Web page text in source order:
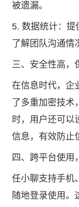
被遗漏。
5. 数据统计：提
了解团队沟通情
三、安全性高，
在信息时代，企
了多重加密技
时，用户还可以
信息，有效防止
四、跨平台使用
任小聊支持手机
随地登录使用。